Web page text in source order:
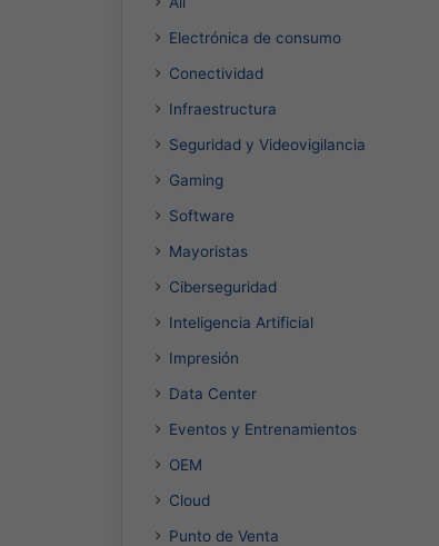
Electrónica de consumo
Conectividad
Infraestructura
Seguridad y Videovigilancia
Gaming
Software
Mayoristas
Ciberseguridad
Inteligencia Artificial
Impresión
Data Center
Eventos y Entrenamientos
OEM
Cloud
Punto de Venta